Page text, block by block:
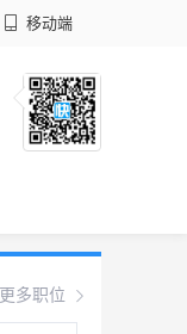
移动端
更多职位